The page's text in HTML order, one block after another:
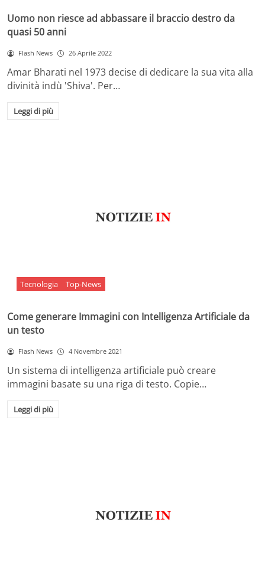
Uomo non riesce ad abbassare il braccio destro da
quasi 50 anni
Flash News 26 Aprile 2022
Amar Bharati nel 1973 decise di dedicare la sua vita alla
divinità indù 'Shiva'. Per…
Leggi di più
Tecnologia Top-News
Come generare Immagini con Intelligenza Artificiale da
un testo
Flash News 4 Novembre 2021
Un sistema di intelligenza artificiale può creare
immagini basate su una riga di testo. Copie…
Leggi di più